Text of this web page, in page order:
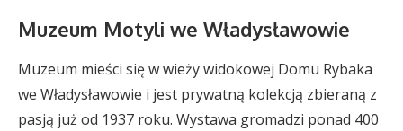
Muzeum Motyli we Władysławowie
Muzeum mieści się w wieży widokowej Domu Rybaka
we Władysławowie i jest prywatną kolekcją zbieraną z
pasją już od 1937 roku. Wystawa gromadzi ponad 400